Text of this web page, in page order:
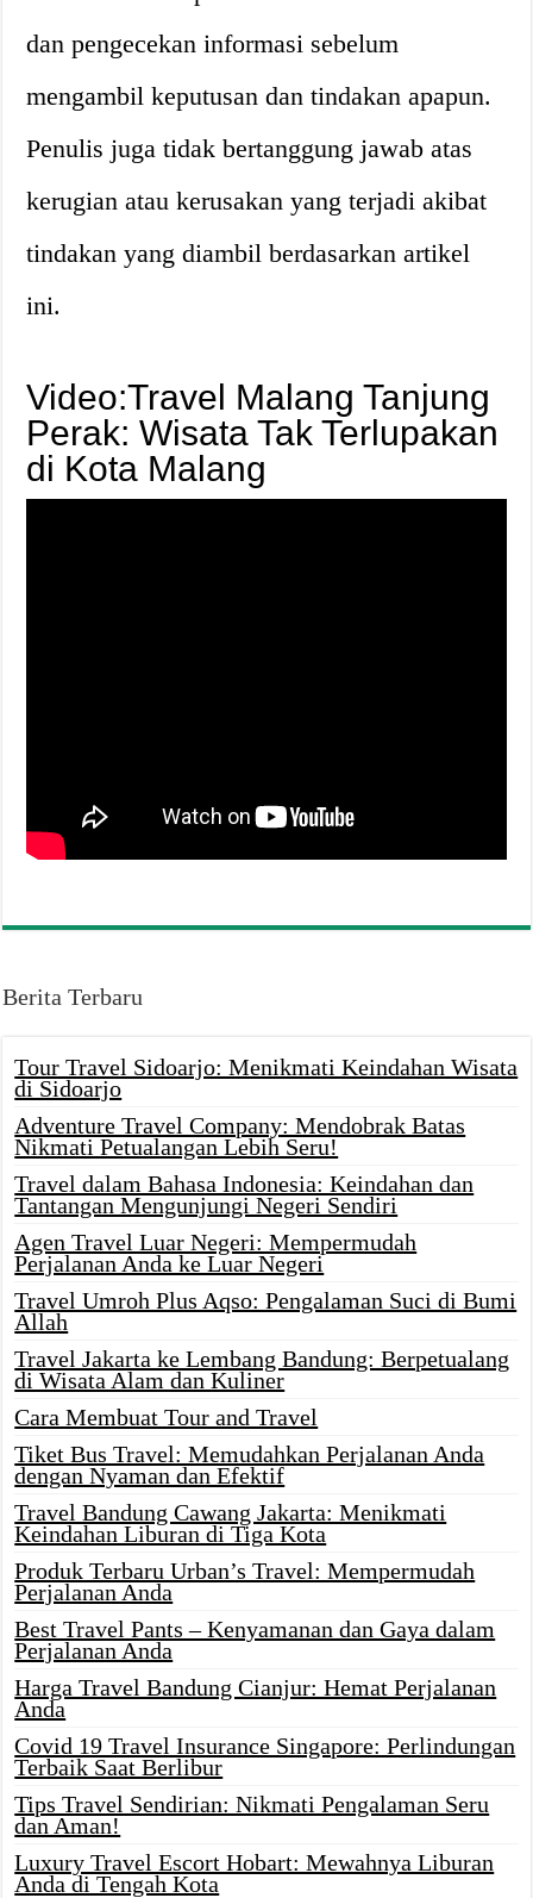
dan pengecekan informasi sebelum
mengambil keputusan dan tindakan apapun.
Penulis juga tidak bertanggung jawab atas
kerugian atau kerusakan yang terjadi akibat
tindakan yang diambil berdasarkan artikel
ini.
Video:Travel Malang Tanjung
Perak: Wisata Tak Terlupakan
di Kota Malang
Berita Terbaru
Tour Travel Sidoarjo: Menikmati Keindahan Wisata
di Sidoarjo
Adventure Travel Company: Mendobrak Batas
Nikmati Petualangan Lebih Seru!
Travel dalam Bahasa Indonesia: Keindahan dan
Tantangan Mengunjungi Negeri Sendiri
Agen Travel Luar Negeri: Mempermudah
Perjalanan Anda ke Luar Negeri
Travel Umroh Plus Aqso: Pengalaman Suci di Bumi
Allah
Travel Jakarta ke Lembang Bandung: Berpetualang
di Wisata Alam dan Kuliner
Cara Membuat Tour and Travel
Tiket Bus Travel: Memudahkan Perjalanan Anda
dengan Nyaman dan Efektif
Travel Bandung Cawang Jakarta: Menikmati
Keindahan Liburan di Tiga Kota
Produk Terbaru Urban’s Travel: Mempermudah
Perjalanan Anda
Best Travel Pants – Kenyamanan dan Gaya dalam
Perjalanan Anda
Harga Travel Bandung Cianjur: Hemat Perjalanan
Anda
Covid 19 Travel Insurance Singapore: Perlindungan
Terbaik Saat Berlibur
Tips Travel Sendirian: Nikmati Pengalaman Seru
dan Aman!
Luxury Travel Escort Hobart: Mewahnya Liburan
Anda di Tengah Kota